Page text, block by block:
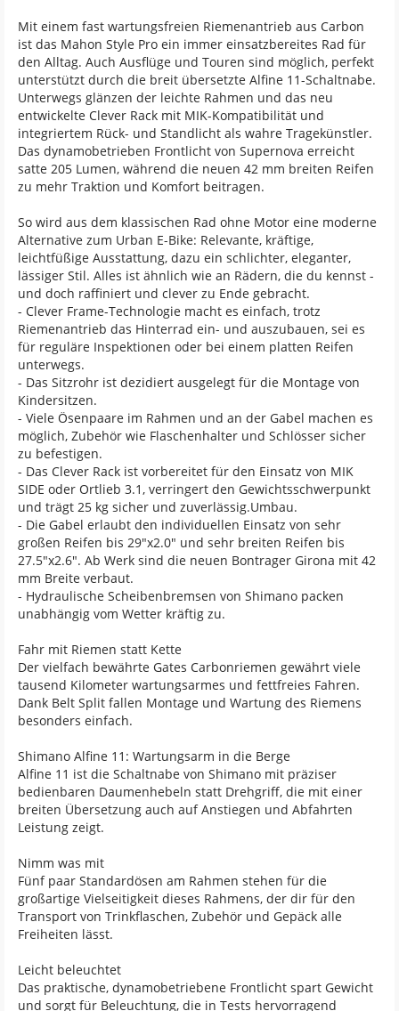
Mit einem fast wartungsfreien Riemenantrieb aus Carbon
ist das Mahon Style Pro ein immer einsatzbereites Rad für
den Alltag. Auch Ausflüge und Touren sind möglich, perfekt
unterstützt durch die breit übersetzte Alfine 11-Schaltnabe.
Unterwegs glänzen der leichte Rahmen und das neu
entwickelte Clever Rack mit MIK-Kompatibilität und
integriertem Rück- und Standlicht als wahre Tragekünstler.
Das dynamobetrieben Frontlicht von Supernova erreicht
satte 205 Lumen, während die neuen 42 mm breiten Reifen
zu mehr Traktion und Komfort beitragen.
So wird aus dem klassischen Rad ohne Motor eine moderne
Alternative zum Urban E-Bike: Relevante, kräftige,
leichtfüßige Ausstattung, dazu ein schlichter, eleganter,
lässiger Stil. Alles ist ähnlich wie an Rädern, die du kennst -
und doch raffiniert und clever zu Ende gebracht.
- Clever Frame-Technologie macht es einfach, trotz
Riemenantrieb das Hinterrad ein- und auszubauen, sei es
für reguläre Inspektionen oder bei einem platten Reifen
unterwegs.
- Das Sitzrohr ist dezidiert ausgelegt für die Montage von
Kindersitzen.
- Viele Ösenpaare im Rahmen und an der Gabel machen es
möglich, Zubehör wie Flaschenhalter und Schlösser sicher
zu befestigen.
- Das Clever Rack ist vorbereitet für den Einsatz von MIK
SIDE oder Ortlieb 3.1, verringert den Gewichtsschwerpunkt
und trägt 25 kg sicher und zuverlässig.Umbau.
- Die Gabel erlaubt den individuellen Einsatz von sehr
großen Reifen bis 29"x2.0" und sehr breiten Reifen bis
27.5"x2.6". Ab Werk sind die neuen Bontrager Girona mit 42
mm Breite verbaut.
- Hydraulische Scheibenbremsen von Shimano packen
unabhängig vom Wetter kräftig zu.
Fahr mit Riemen statt Kette
Der vielfach bewährte Gates Carbonriemen gewährt viele
tausend Kilometer wartungsarmes und fettfreies Fahren.
Dank Belt Split fallen Montage und Wartung des Riemens
besonders einfach.
Shimano Alfine 11: Wartungsarm in die Berge
Alfine 11 ist die Schaltnabe von Shimano mit präziser
bedienbaren Daumenhebeln statt Drehgriff, die mit einer
breiten Übersetzung auch auf Anstiegen und Abfahrten
Leistung zeigt.
Nimm was mit
Fünf paar Standardösen am Rahmen stehen für die
großartige Vielseitigkeit dieses Rahmens, der dir für den
Transport von Trinkflaschen, Zubehör und Gepäck alle
Freiheiten lässt.
Leicht beleuchtet
Das praktische, dynamobetriebene Frontlicht spart Gewicht
und sorgt für Beleuchtung, die in Tests hervorragend